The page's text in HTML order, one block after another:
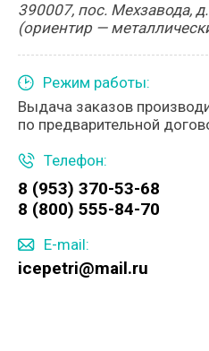
390007, пос. Мехзавода,
(ориентир —
Режим работы:
Выдача заказов
по предварительной
Телефон:
8 (953) 370-53-68
8 (800) 555-84-70
E-mail:
icepetri@mail.ru